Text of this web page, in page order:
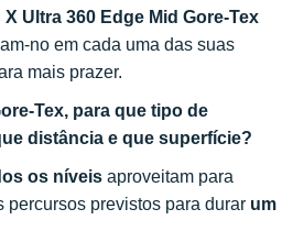
Ultra 360 Edge Mid Gore-Tex
no em cada uma das suas
mais prazer.
Tex, para que tipo de
distância e que superfície?
os níveis aproveitam para
percursos previstos para durar um